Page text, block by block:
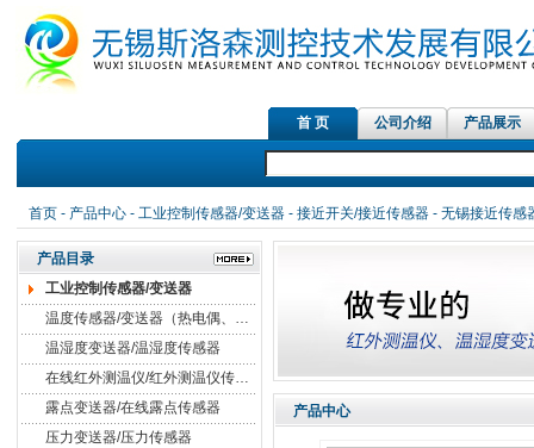
首 页 公司介绍 产品展示
首页- 产品中心- 工业控制传感器/变送器- 接近开关/接近传感器- 无锡接近传感
产品目录
工业控制传感器/变送器
温度传感器/变送器（热电偶、热电阻）
温湿度变送器/温湿度传感器
在线红外测温仪/红外测温仪传感器
露点变送器/在线露点传感器
压力变送器/压力传感器
产品中心